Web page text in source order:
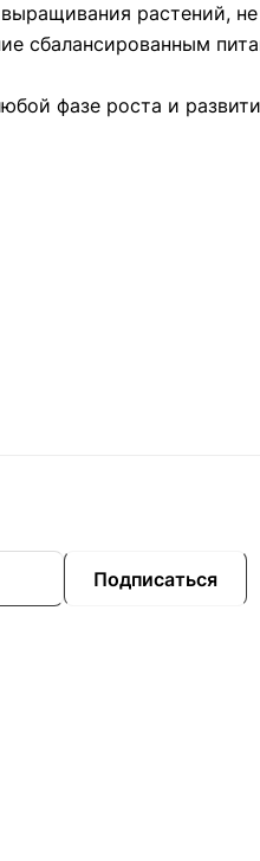
растений,
сбалансированным
фазе роста и
Подписаться